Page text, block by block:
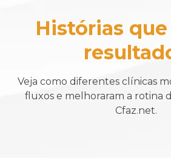
Histórias
Veja como diferentes clínicas
fluxos e melhoraram a rotina
Cfaz.net.